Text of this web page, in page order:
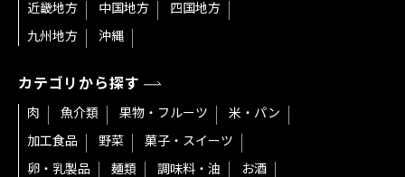
近畿地方
中国地方
四国地方
九州地方
沖縄
カテゴリから探す
肉 魚介類 果物・フルーツ
米・パン
加工食品
野菜
菓子・スイーツ
卵・乳製品
麺類 調味料・油
お酒